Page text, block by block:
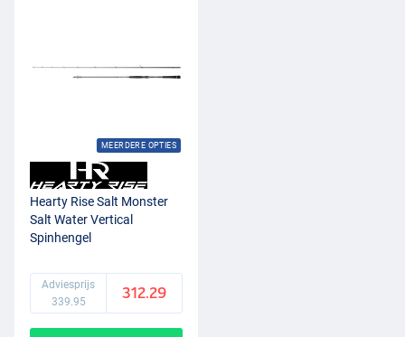
MEERDERE OPTIES
Hearty Rise Salt Monster
Salt Water Vertical
Spinhengel
Adviesprijs
339.95
312.29